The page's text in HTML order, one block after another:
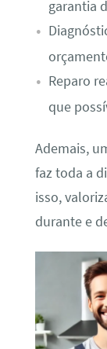
garantia
Reparo
que
Ademais,
faz toda a
isso,
durante e